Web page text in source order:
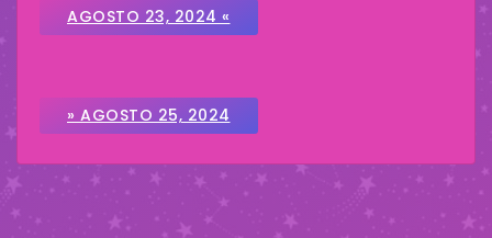
AGOSTO 23, 2024 «
» AGOSTO 25, 2024